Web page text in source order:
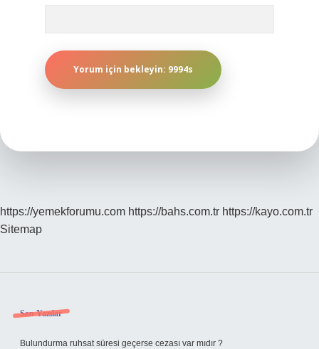
https://yemekforumu.com https://bahs.com.tr https://kayo.com.tr
Sitemap
Sidebar
Son Yazılar
Bulundurma ruhsat süresi geçerse cezası var mıdır ?